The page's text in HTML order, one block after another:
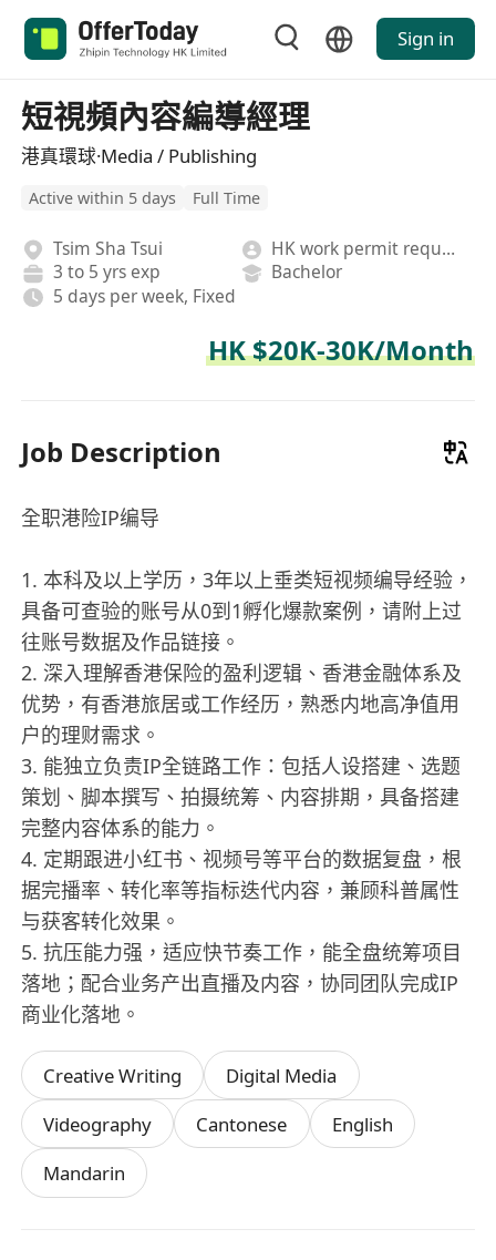
Sign in
短視頻內容編導經理
港真環球·Media / Publishing
Active within 5 days Full Time
Tsim Sha Tsui
HK work permit required
3 to 5 yrs exp
Bachelor
5 days per week, Fixed
HK $20K-30K/Month
Job Description
全职港险IP编导
1. 本科及以上学历，3年以上垂类短视频编导经验，
具备可查验的账号从0到1孵化爆款案例，请附上过
往账号数据及作品链接。
2. 深入理解香港保险的盈利逻辑、香港金融体系及
优势，有香港旅居或工作经历，熟悉内地高净值用
户的理财需求。
3. 能独立负责IP全链路工作：包括人设搭建、选题
策划、脚本撰写、拍摄统筹、内容排期，具备搭建
完整内容体系的能力。
4. 定期跟进小红书、视频号等平台的数据复盘，根
据完播率、转化率等指标迭代内容，兼顾科普属性
与获客转化效果。
5. 抗压能力强，适应快节奏工作，能全盘统筹项目
落地；配合业务产出直播及内容，协同团队完成IP
商业化落地。
Creative Writing
Digital Media
Videography
Cantonese
English
Mandarin